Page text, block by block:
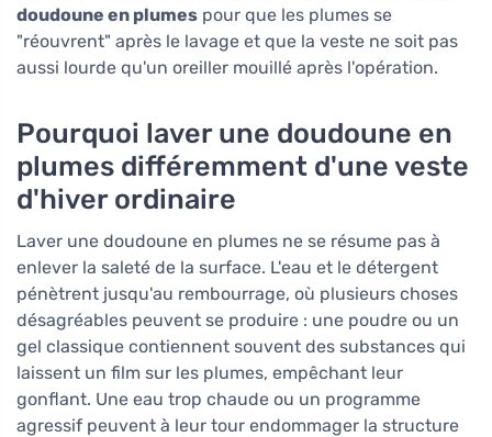
doudoune en plumes pour que les plumes se
"réouvrent" après le lavage et que la veste ne soit pas
aussi lourde qu'un oreiller mouillé après l'opération.
Pourquoi laver une doudoune en
plumes différemment d'une veste
d'hiver ordinaire
Laver une doudoune en plumes ne se résume pas à
enlever la saleté de la surface. L'eau et le détergent
pénètrent jusqu'au rembourrage, où plusieurs choses
désagréables peuvent se produire : une poudre ou un
gel classique contiennent souvent des substances qui
laissent un film sur les plumes, empêchant leur
gonflant. Une eau trop chaude ou un programme
agressif peuvent à leur tour endommager la structure